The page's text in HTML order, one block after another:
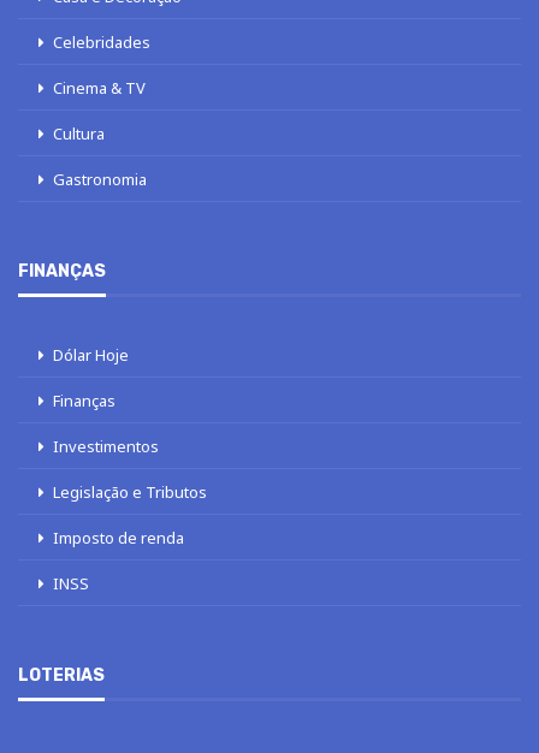
Celebridades
Cinema & TV
Cultura
Gastronomia
FINANÇAS
Dólar Hoje
Finanças
Investimentos
Legislação e Tributos
Imposto de renda
INSS
LOTERIAS